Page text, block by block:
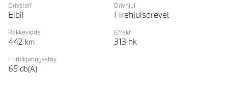
Drivstoff
Elbil
Drivhjul
Firehjulsdrevet
Rekkevidde
442 km
Effekt
313 hk
Forbikjøringsstøy
65 db(A)